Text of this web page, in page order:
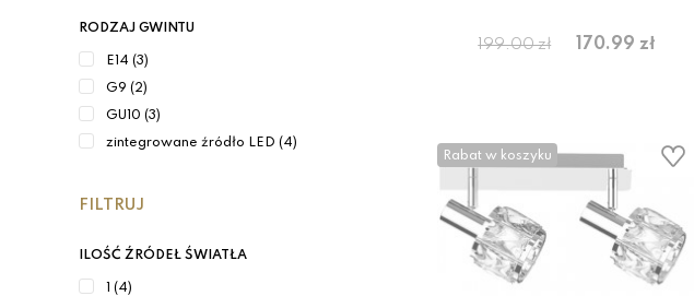
RODZAJ GWINTU
E14 (3)
G9 (2)
GU10 (3)
zintegrowane źródło LED (4)
FILTRUJ
ILOŚĆ ŹRÓDEŁ ŚWIATŁA
1 (4)
199.00 zł 170.99 zł
Rabat w koszyku